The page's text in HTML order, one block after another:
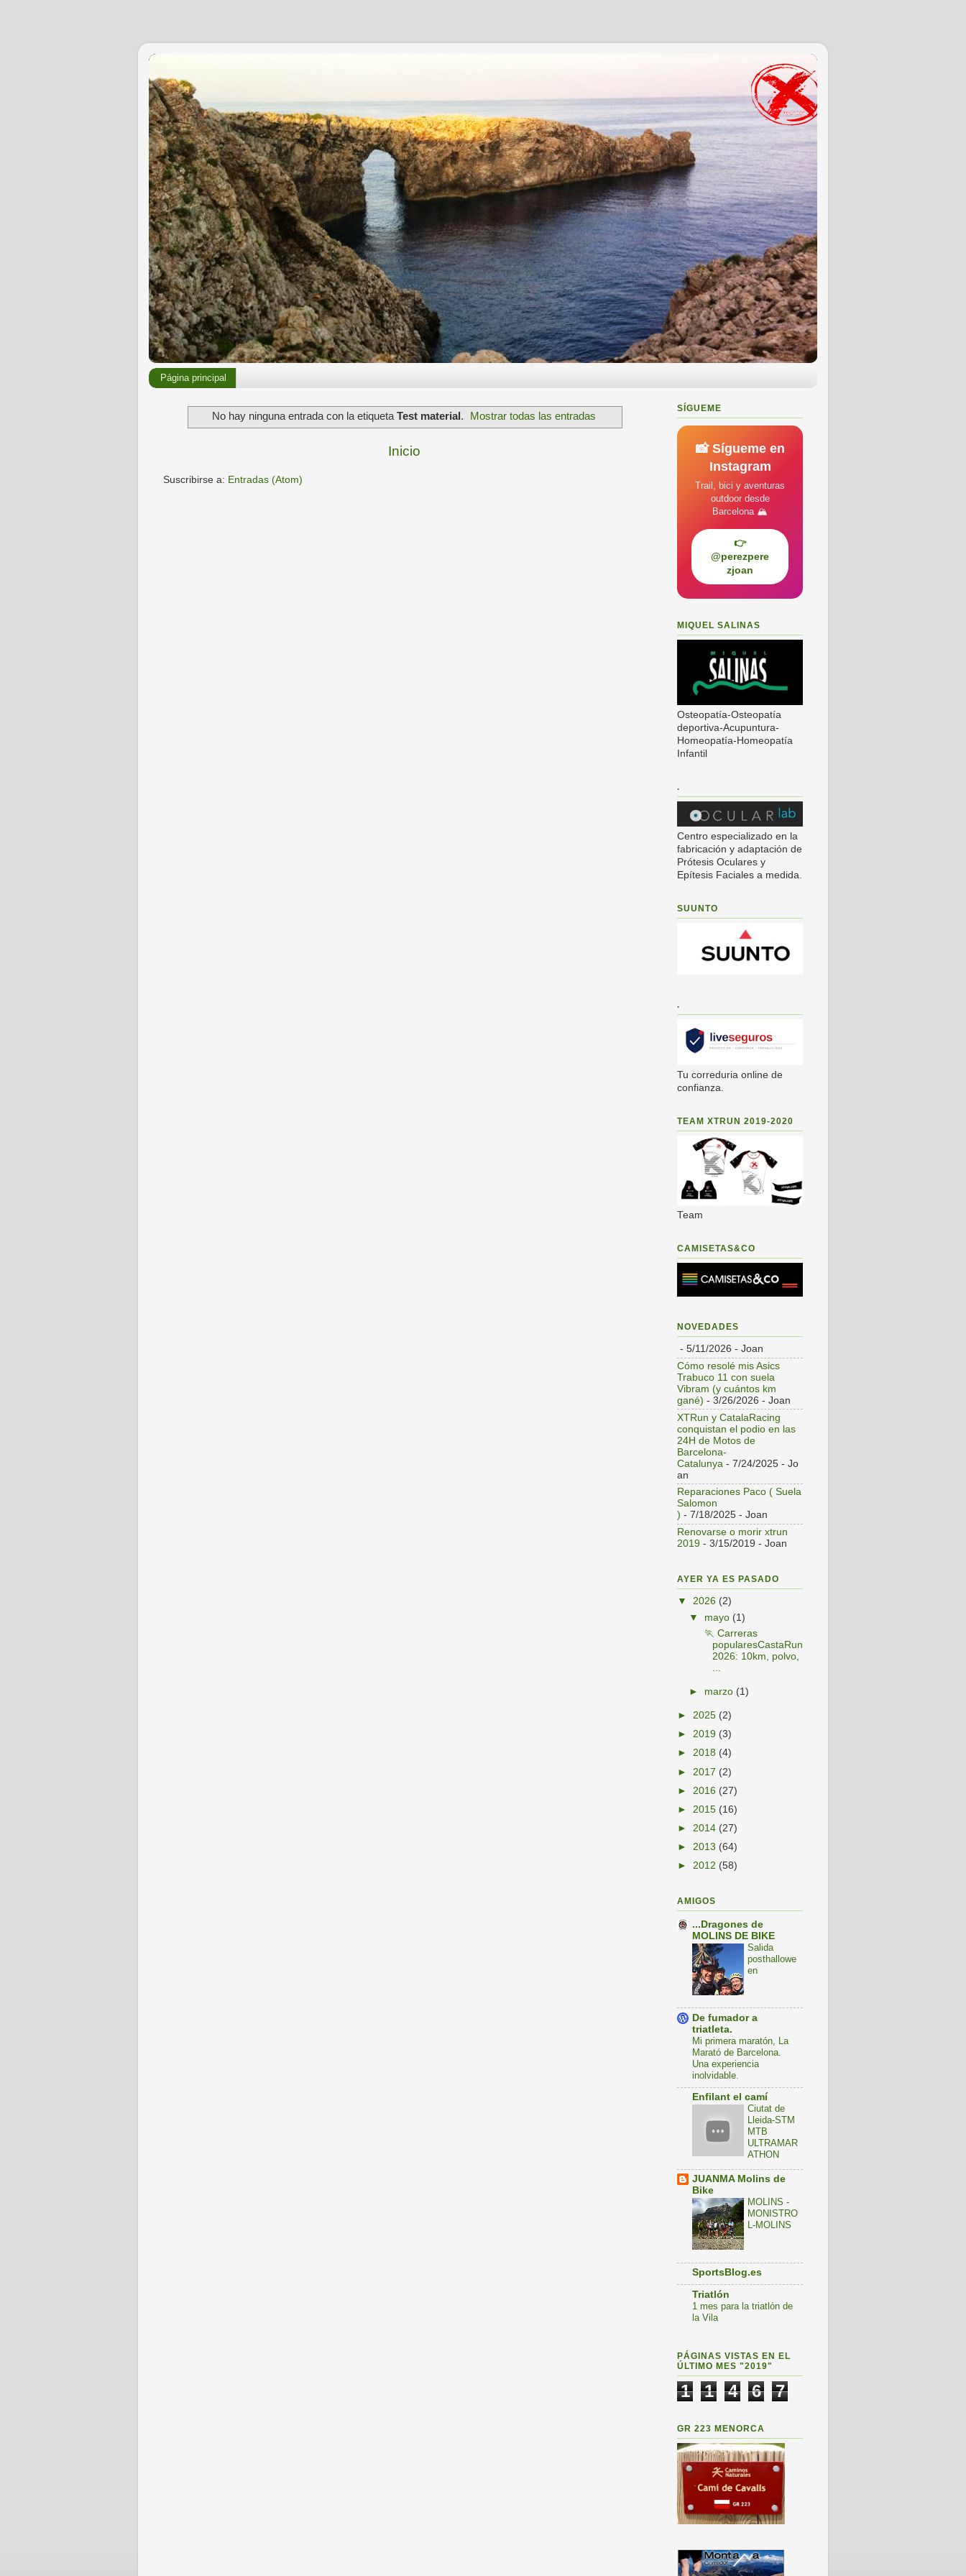
Página principal
No hay ninguna entrada con la etiquetaTest material . Mostrar todas las entradas
Inicio
Suscribirse a: Entradas (Atom)
SÍGUEME
📸 Sígueme en
Instagram
Trail, bici y aventuras
outdoor desde
Barcelona 🏔️
👉
@perezpere
zjoan
MIQUEL SALINAS
Osteopatía-Osteopatía
deportiva-Acupuntura-
Homeopatía-Homeopatía
Infantil
.
Centro especializado en la
fabricación y adaptación de
Prótesis Oculares y
Epítesis Faciales a medida.
SUUNTO
.
Tu correduria online de
confianza.
TEAM XTRUN 2019-2020
Team
CAMISETAS&CO
NOVEDADES
- 5/11/2026 - Joan
Cómo resolé mis Asics
Trabuco 11 con suela
Vibram (y cuántos km
gané) - 3/26/2026 - Joan
XTRun y CatalaRacing
conquistan el podio en las
24H de Motos de
Barcelona-
Catalunya - 7/24/2025 - Jo
an
Reparaciones Paco ( Suela
Salomon
) - 7/18/2025 - Joan
Renovarse o morir xtrun
2019 - 3/15/2019 - Joan
AYER YA ES PASADO
▼ 2026 (2)
▼ mayo (1)
🏃 Carreras
popularesCastaRun
2026: 10km, polvo,
...
► marzo (1)
► 2025 (2)
► 2019 (3)
► 2018 (4)
► 2017 (2)
► 2016 (27)
► 2015 (16)
► 2014 (27)
► 2013 (64)
► 2012 (58)
AMIGOS
...Dragones de
MOLINS DE BIKE
Salida
posthallowe
en
De fumador a
triatleta.
Mi primera maratón, La
Marató de Barcelona.
Una experiencia
inolvidable.
Enfilant el camí
Ciutat de
Lleida-STM
MTB
ULTRAMAR
ATHON
JUANMA Molins de
Bike
MOLINS -
MONISTRO
L-MOLINS
SportsBlog.es
Triatlón
1 mes para la triatlón de
la Vila
PÁGINAS VISTAS EN EL
ÚLTIMO MES "2019"
1 1 4 6 7
GR 223 MENORCA